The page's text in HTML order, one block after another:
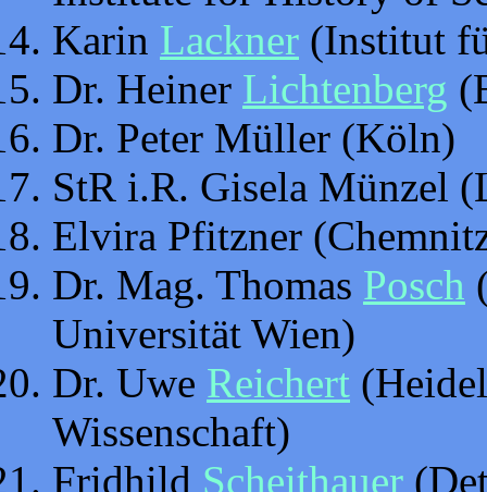
Karin Lackner (Institut
Dr. Heiner Lichtenberg
Dr. Peter Müller (Köln)
StR i.R. Gisela Münzel
Elvira Pfitzner
Dr. Mag. Thomas Posch
Universität Wien)
Dr. Uwe Reichert
Wissenschaft)
Fridhild Scheithauer